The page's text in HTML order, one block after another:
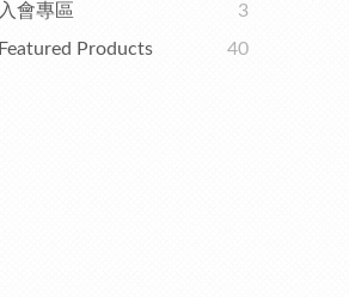
入會專區
3
Featured Products
40